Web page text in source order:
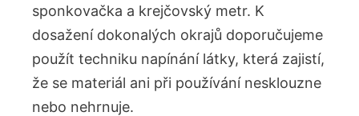
sponkovačka a krejčovský metr. K
dosažení dokonalých okrajů doporučujeme
použít techniku napínání látky, která zajistí,
že se materiál ani při používání nesklouzne
nebo nehrnuje.